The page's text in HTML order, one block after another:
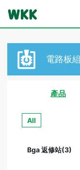
電路板
產品
All
Bga 返修站(3)